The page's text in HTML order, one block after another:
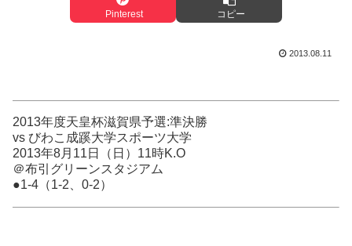
Pinterest コピー
2013.08.11
2013年度天皇杯滋賀県予選:準決勝
vs びわこ成蹊大学スポーツ大学
2013年8月11日（日）11時K.O
＠布引グリーンスタジアム
●1-4（1-2、0-2）